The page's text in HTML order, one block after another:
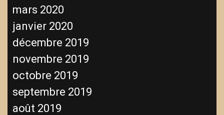
mars 2020
janvier 2020
décembre 2019
novembre 2019
octobre 2019
septembre 2019
août 2019